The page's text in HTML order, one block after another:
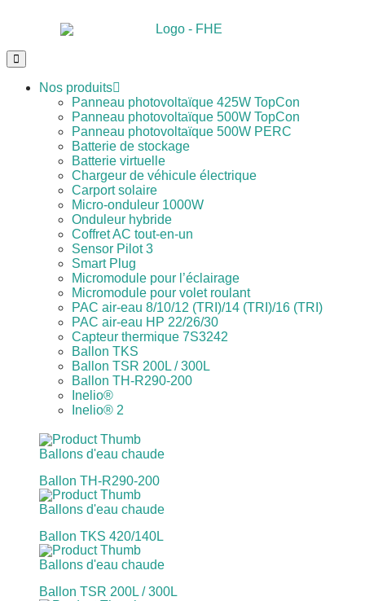
Nos produits
Panneau photovoltaïque 425W TopCon
Panneau photovoltaïque 500W TopCon
Panneau photovoltaïque 500W PERC
Batterie de stockage
Batterie virtuelle
Chargeur de véhicule électrique
Carport solaire
Micro-onduleur 1000W
Onduleur hybride
Coffret AC tout-en-un
Sensor Pilot 3
Smart Plug
Micromodule pour l’éclairage
Micromodule pour volet roulant
PAC air-eau 8/10/12 (TRI)/14 (TRI)/16 (TRI)
PAC air-eau HP 22/26/30
Capteur thermique 7S3242
Ballon TKS
Ballon TSR 200L / 300L
Ballon TH-R290-200
Inelio®
Inelio® 2
Ballons d'eau chaude
Ballon TH-R290-200
Ballons d'eau chaude
Ballon TKS 420/140L
Ballons d'eau chaude
Ballon TSR 200L / 300L